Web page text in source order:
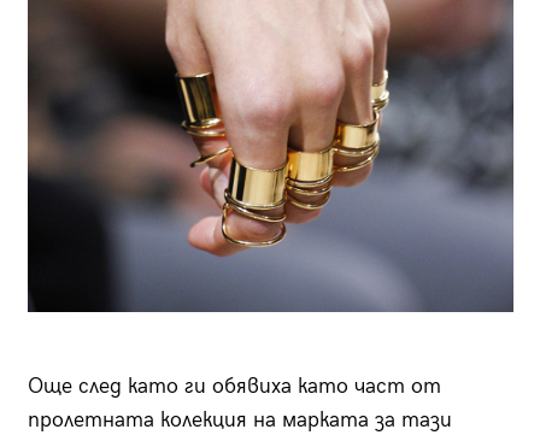
Още след като ги обявиха като част от
пролетната колекция на марката за тази